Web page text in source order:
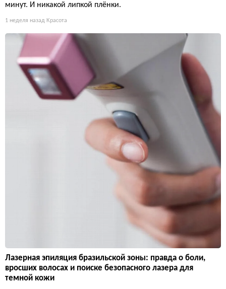
минут. И никакой липкой плёнки.
1 неделя назад Красота
Лазерная эпиляция бразильской зоны: правда о боли,
вросших волосах и поиске безопасного лазера для
темной кожи